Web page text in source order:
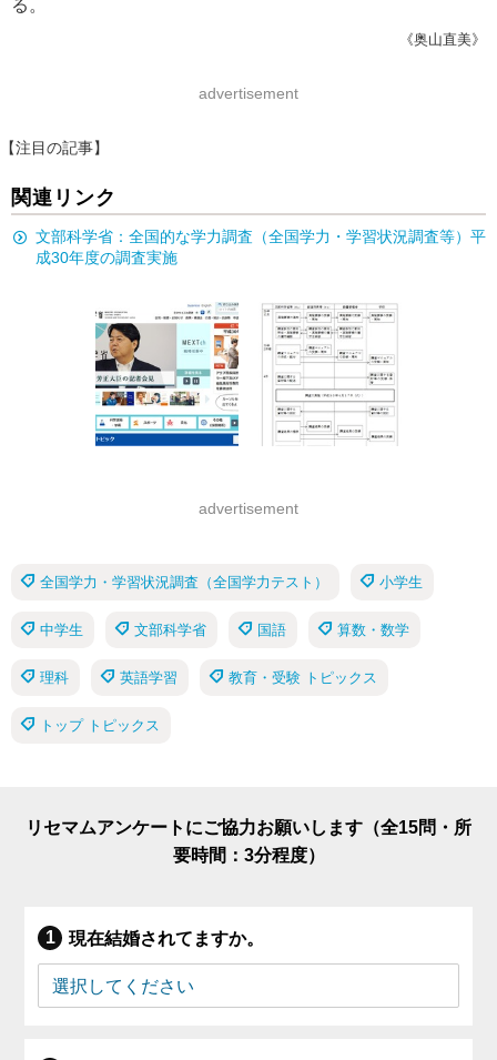
る。
《奥山直美》
advertisement
【注目の記事】
関連リンク
文部科学省：全国的な学力調査（全国学力・学習状況調査等）平
成30年度の調査実施
advertisement
全国学力・学習状況調査（全国学力テスト） 小学生
中学生 文部科学省 国語 算数・数学
理科 英語学習 教育・受験 トピックス
トップ トピックス
リセマムアンケートにご協力お願いします（全15問・所
要時間：3分程度）
現在結婚されてますか。